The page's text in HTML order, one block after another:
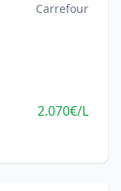
Carrefour
2.070€/L